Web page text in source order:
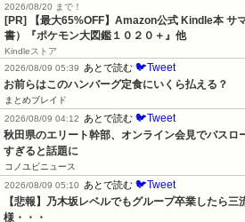
2026/08/20 まで！
[PR]
【最大65%OFF】Amazon公式 Kindle本 サ
書）『ポケモン大図鑑１０２０＋』他
Kindleストア
2026/08/09 05:39
あとで読む 🐦Tweet
お前らはこのハンバーグ定食にいくら払える？
まとめブレイド
2026/08/09 04:12
あとで読む 🐦Tweet
秋田県のエリート幹部、オンライン会見でバスロ
すぎると話題に
コノユビニュース
2026/08/09 05:10
あとで読む 🐦Tweet
【悲報】乃木坂レベルでもグループ卒業したら
様・・・